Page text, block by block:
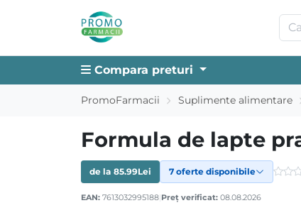
Compara preturi
PromoFarmacii Suplimente alimentare
Formula de lapte
de la 85.99Lei 7 oferte disponibile
EAN: 7613032995188 Preț verificat: 08.08.2026